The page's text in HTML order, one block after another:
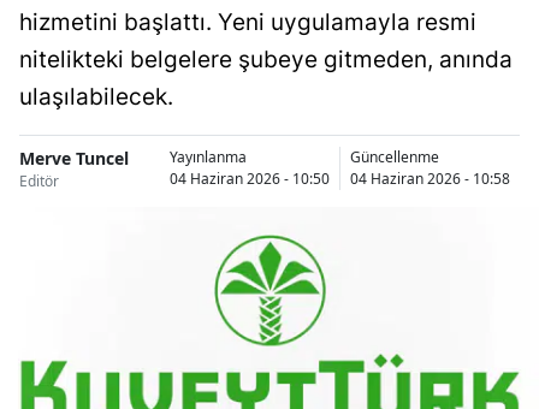
hizmetini başlattı. Yeni uygulamayla resmi
nitelikteki belgelere şubeye gitmeden, anında
ulaşılabilecek.
Merve Tuncel
Editör
Yayınlanma
04 Haziran 2026 - 10:50
Güncellenme
04 Haziran 2026 - 10:58